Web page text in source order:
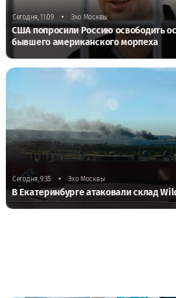
Сегодня, 11:09 • Эхо Москвы
США попросили Россию освободить
бывшего американского морпеха
Сегодня, 9:35 • Эхо Москвы
В Екатеринбурге атаковали склад